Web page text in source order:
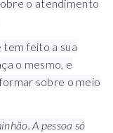
o atendimento
feito a sua
o mesmo, e
sobre o meio
A pessoa só